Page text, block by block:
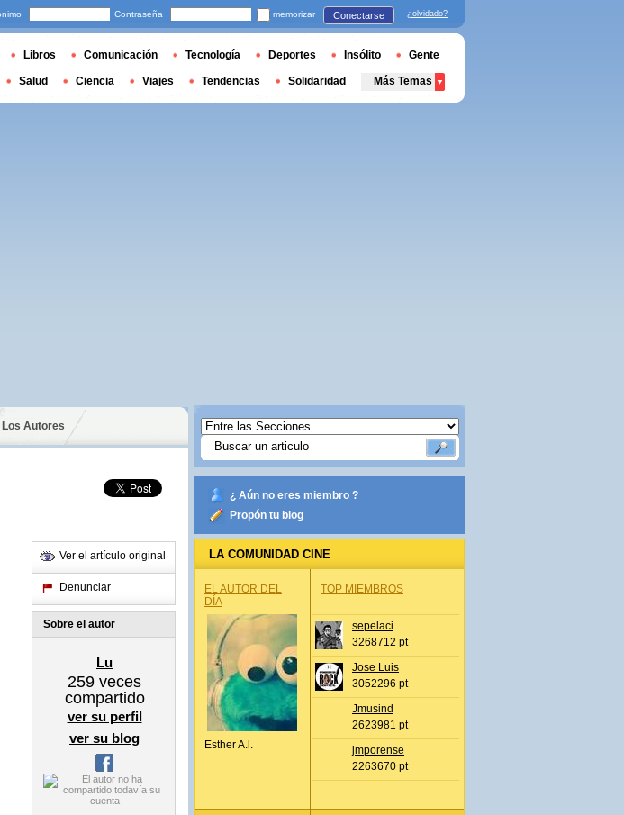
Los Autores
Ver el artículo original
Denunciar
Sobre el autor
Lu
259 veces
compartido
ver su perfil
ver su blog
¿ Aún no eres miembro ?
Propón tu blog
LA COMUNIDAD CINE
EL AUTOR DEL
DÍA
Esther A.l.
TOP MIEMBROS
sepelaci
3268712 pt
Jose Luis
3052296 pt
Jmusind
2623981 pt
jmporense
2263670 pt
Contraseña memorizar Conectarse ¿olvidado?
Libros Comunicación Tecnología Deportes Insólito Gente
Salud Ciencia Viajes Tendencias Solidaridad Más Temas